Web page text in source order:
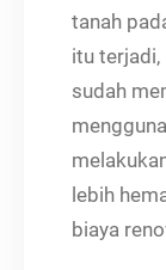
tanah
itu terjadi,
sudah
lebih
biaya